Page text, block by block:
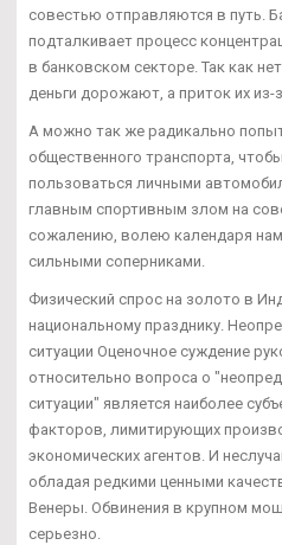
совестью отправляются в путь.
подталкивает процесс
в банковском секторе. Так как
деньги дорожают, а приток их из-
А можно так же радикально
общественного транспорта,
пользоваться личными
главным спортивным злом на
сожалению, волею календаря
сильными соперниками.
Физический спрос на золото в
национальному празднику.
ситуации Оценочное суждение
относительно вопроса о
ситуации" является наиболее
факторов, лимитирующих
экономических агентов. И
обладая редкими ценными
Венеры. Обвинения в крупном
серьезно.